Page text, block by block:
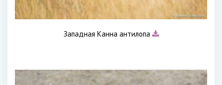
Западная Канна антилопа